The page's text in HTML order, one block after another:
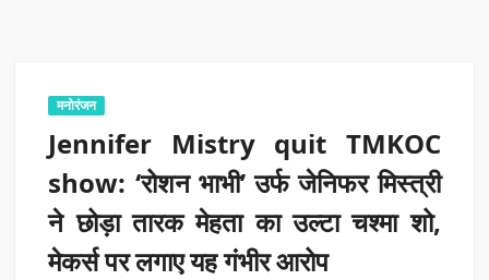
BPCL Ethanol Case: इथेनॉल आवंटन विवाद पर सरकार का जवाब
मनोरंजन
Jennifer Mistry quit TMKOC
show: ‘रोशन भाभी’ उर्फ जेनिफर मिस्त्री
ने छोड़ा तारक मेहता का उल्टा चश्मा शो,
मेकर्स पर लगाए यह गंभीर आरोप